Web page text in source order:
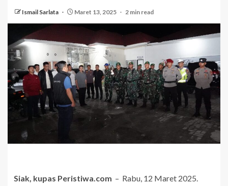
Ismail Sarlata Maret 13, 2025 2 min read
Siak, kupas Peristiwa.com – Rabu, 12 Maret 2025.